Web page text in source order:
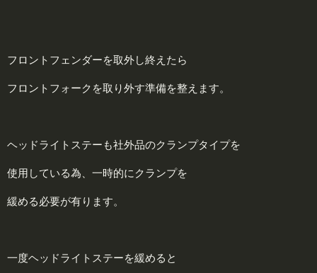
フロントフェンダーを取外し終えたら
フロントフォークを取り外す準備を整えます。
ヘッドライトステーも社外品のクランプタイプを
使用している為、一時的にクランプを
緩める必要が有ります。
一度ヘッドライトステーを緩めると